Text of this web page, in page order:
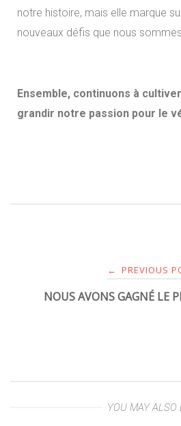
notre histoire, mais elle marque
nouveaux défis que nous
Ensemble, continuons à
grandir notre passion pour le
← PREVIOUS
NOUS AVONS GAGNÉ LE
YOU MAY ALSO